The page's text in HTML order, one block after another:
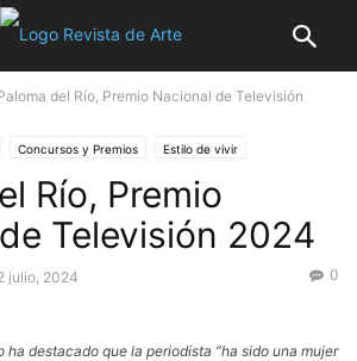
del Río, Premio Nacional de Televisión
Concursos y Premios Estilo de vivir
Río, Premio
Televisión 2024
julio, 2024 0
ha destacado que la periodista “ha sido una mujer